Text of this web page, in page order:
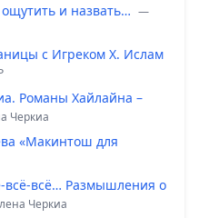
и назвать… —
с Игреком Х. Ислам
Романы Хайлайна –
Черкиа
«Макинтош для
всё-всё… Размышления о
Черкиа